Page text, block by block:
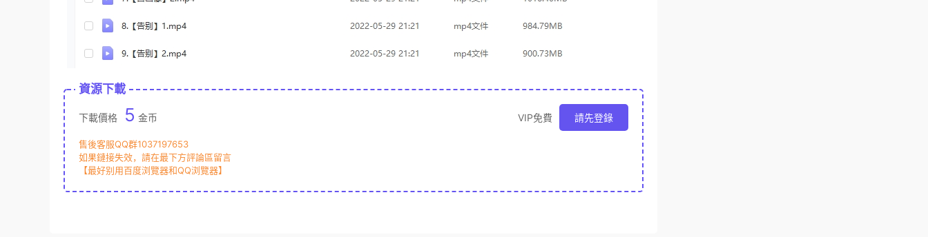
資源下載
下載價格 5 金币 VIP免費 請先登錄
售後客服QQ群1037197653
如果鏈接失效，請在最下方評論區留言
【最好别用百度浏覽器和QQ浏覽器】